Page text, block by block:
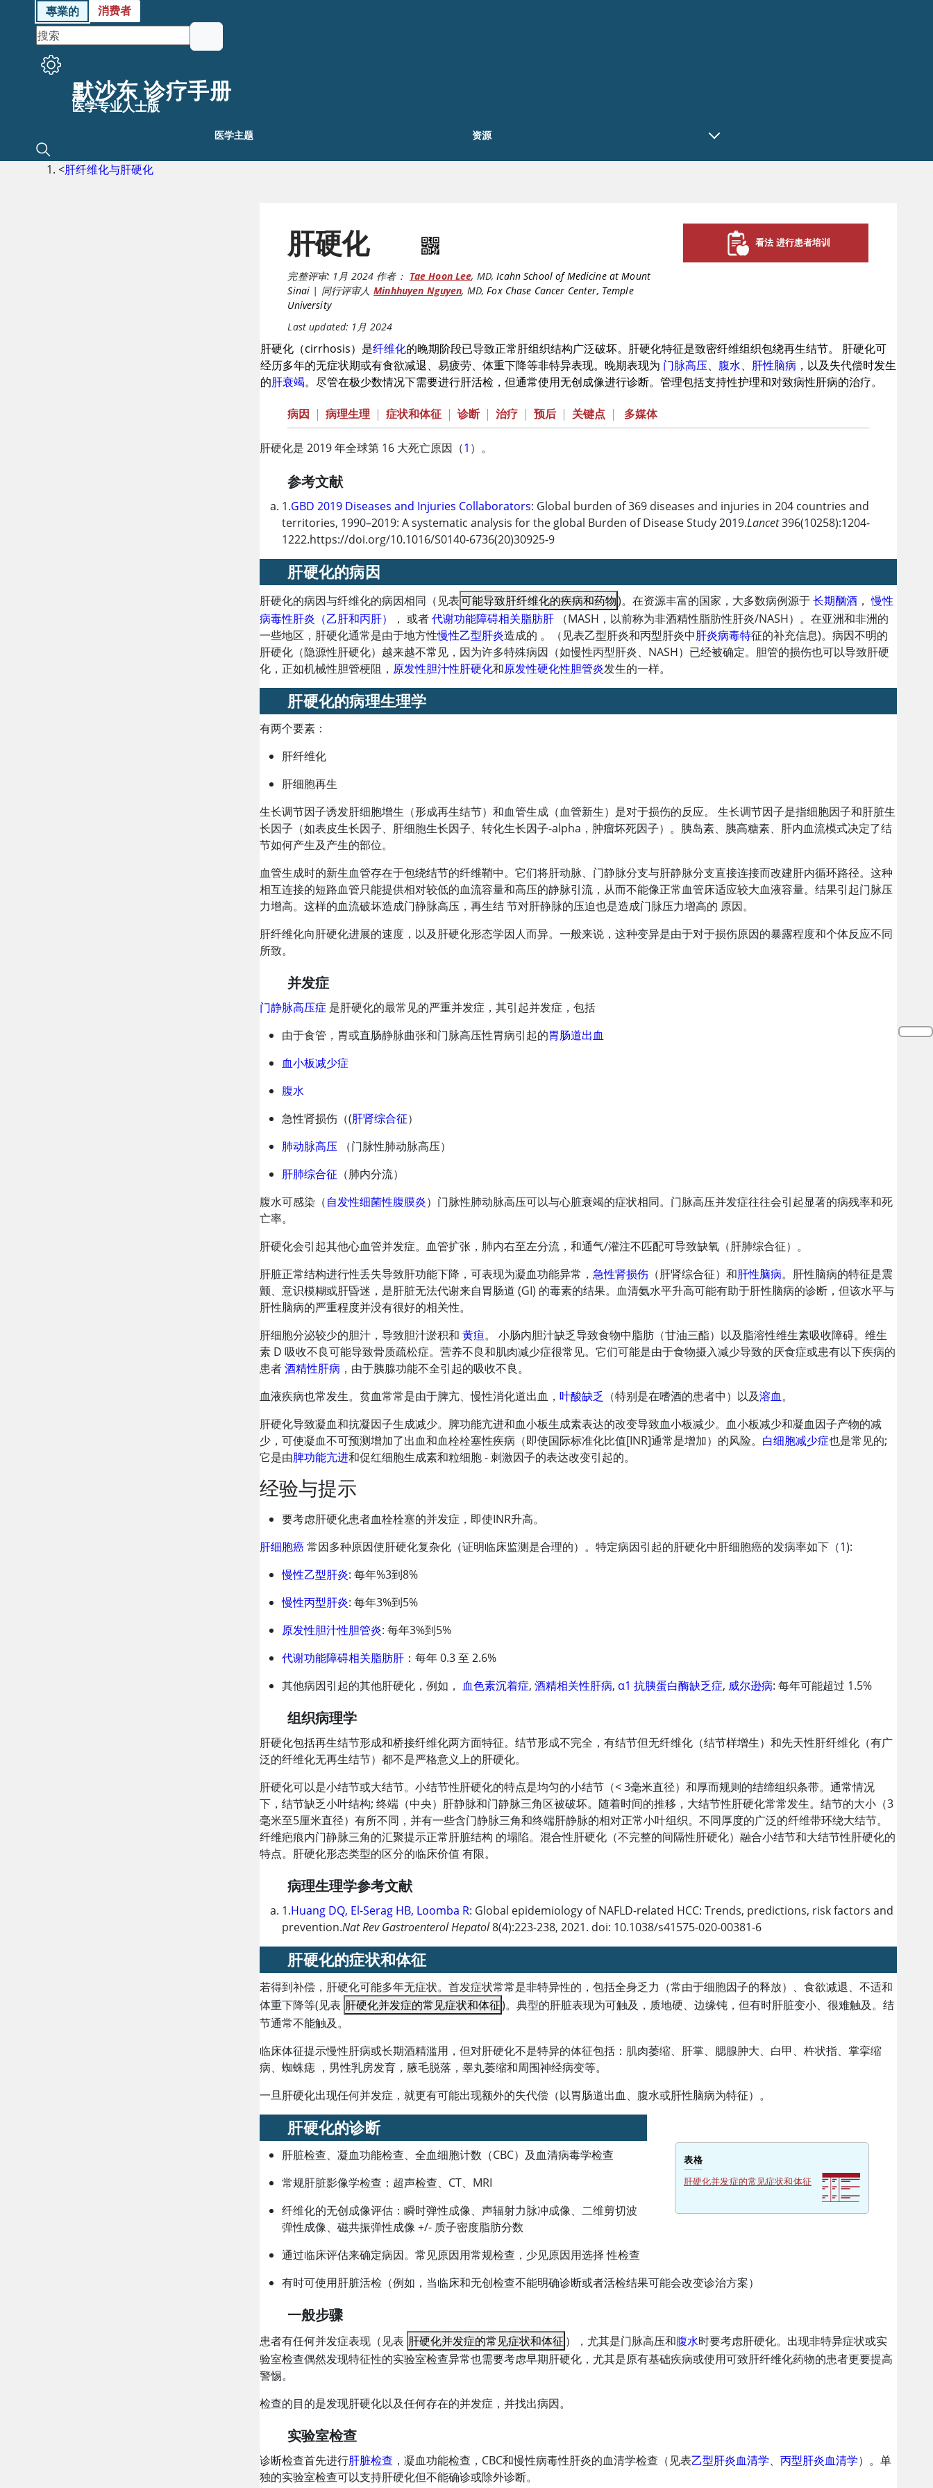
專業的 消费者
默沙东 诊疗手册
医学专业人士版
医学主题 资源
<肝纤维化与肝硬化
肝硬化
完整评审: 1月 2024 作者： Tae Hoon Lee, MD,Icahn School of Medicine at Mount
Sinai | 同行评审人 Minhhuyen Nguyen, MD,Fox Chase Cancer Center, Temple
University
Last updated: 1月 2024
看法 进行患者培训
肝硬化（cirrhosis）是纤维化的晚期阶段已导致正常肝组织结构广泛破坏。肝硬化特征是致密纤维组织包绕再生结节。 肝硬化可
经历多年的无症状期或有食欲减退、易疲劳、体重下降等非特异表现。晚期表现为 门脉高压、 腹水、 肝性脑病 ，以及失代偿时发生
的肝衰竭。尽管在极少数情况下需要进行肝活检，但通常使用无创成像进行诊断。管理包括支持性护理和对致病性肝病的治疗。
病因 | 病理生理 | 症状和体征 | 诊断 | 治疗 | 预后 | 关键点 | 多媒体
肝硬化是 2019 年全球第 16 大死亡原因（1 ）。
参考文献
1.GBD 2019 Diseases and Injuries Collaborators: Global burden of 369 diseases and injuries in 204 countries and
territories, 1990–2019: A systematic analysis for the global Burden of Disease Study 2019.Lancet396(10258):1204-
1222.https://doi.org/10.1016/S0140-6736(20)30925-9
肝硬化的病因
肝硬化的病因与纤维化的病因相同（见表可能导致肝纤维化的疾病和药物)。在资源丰富的国家，大多数病例源于长期酗酒 ，慢性
病毒性肝炎（乙肝和丙肝）
， 或者代谢功能障碍相关脂肪肝
（MASH，以前称为非酒精性脂肪性肝炎/NASH）。在亚洲和非洲的
一些地区，肝硬化通常是由于地方性慢性乙型肝炎造成的 。（见表乙型肝炎和丙型肝炎中肝炎病毒特征的补充信息)。病因不明的
肝硬化（隐源性肝硬化）越来越不常见，因为许多特殊病因（如慢性丙型肝炎、NASH）已经被确定。胆管的损伤也可以导致肝硬
化，正如机械性胆管梗阻， 原发性胆汁性肝硬化和原发性硬化性胆管炎发生的一样。
肝硬化的病理生理学
有两个要素：
肝纤维化
肝细胞再生
生长调节因子诱发肝细胞增生（形成再生结节）和血管生成（血管新生）是对于损伤的反应。 生长调节因子是指细胞因子和肝脏生
长因子（如表皮生长因子、肝细胞生长因子、转化生长因子-alpha，肿瘤坏死因子）。 胰岛素、胰高糖素、肝内血流模式决定了结
节如何产生及产生的部位。
血管生成时的新生血管存在于包绕结节的纤维鞘中。它们将肝动脉、门静脉分支与肝静脉分支直接连接而改建肝内循环路径。这种
相互连接的短路血管只能提供相对较低的血流容量和高压的静脉引流，从而不能像正常血管床适应较大血液容量。结果引起门脉压
力增高。这样的血流破坏造成门静脉高压，再生结 节对肝静脉的压迫也是造成门脉压力增高的 原因。
肝纤维化向肝硬化进展的速度，以及肝硬化形态学因人而异。一般来说，这种变异是由于对于损伤原因的暴露程度和个体反应不同
所致。
并发症
门静脉高压症 是肝硬化的最常见的严重并发症，其引起并发症，包括
由于食管，胃或直肠静脉曲张和门脉高压性胃病引起的胃肠道出血
血小板减少症
腹水
急性肾损伤（(肝肾综合征）
肺动脉高压 （门脉性肺动脉高压）
肝肺综合征 （肺内分流）
腹水可感染（自发性细菌性腹膜炎）门脉性肺动脉高压可以与心脏衰竭的症状相同。门脉高压并发症往往会引起显著的病残率和死
亡率。
肝硬化会引起其他心血管并发症。血管扩张，肺内右至左分流，和通气/灌注不匹配可导致缺氧（肝肺综合征）。
肝脏正常结构进行性丢失导致肝功能下降，可表现为凝血功能异常，急性肾损伤 （肝肾综合征）和肝性脑病。肝性脑病的特征是震
颤、意识模糊或肝昏迷，是肝脏无法代谢来自胃肠道 (GI) 的毒素的结果。血清氨水平升高可能有助于肝性脑病的诊断，但该水平与
肝性脑病的严重程度并没有很好的相关性。
肝细胞分泌较少的胆汁，导致胆汁淤积和黄疸。 小肠内胆汁缺乏导致食物中脂肪（甘油三酯）以及脂溶性维生素吸收障碍。维生
素 D 吸收不良可能导致骨质疏松症。营养不良和肌肉减少症很常见。它们可能是由于食物摄入减少导致的厌食症或患有以下疾病的
患者酒精性肝病 ，由于胰腺功能不全引起的吸收不良。
血液疾病也常发生。贫血常常是由于脾亢、慢性消化道出血，叶酸缺乏 （特别是在嗜酒的患者中）以及溶血。
肝硬化导致凝血和抗凝因子生成减少。脾功能亢进和血小板生成素表达的改变导致血小板减少。血小板减少和凝血因子产物的减
少，可使凝血不可预测增加了出血和血栓栓塞性疾病（即使国际标准化比值[INR]通常是增加）的风险。 白细胞减少症也是常见的;
它是由脾功能亢进和促红细胞生成素和粒细胞 - 刺激因子的表达改变引起的。
经验与提示
要考虑肝硬化患者血栓栓塞的并发症，即使INR升高。
肝细胞癌常因多种原因使肝硬化复杂化（证明临床监测是合理的）。特定病因引起的肝硬化中肝细胞癌的发病率如下（1):
慢性乙型肝炎: 每年%3到8%
慢性丙型肝炎: 每年3%到5%
原发性胆汁性胆管炎: 每年3%到5%
代谢功能障碍相关脂肪肝 ：每年 0.3 至 2.6%
其他病因引起的其他肝硬化，例如， 血色素沉着症,酒精相关性肝病, α1 抗胰蛋白酶缺乏症, 威尔逊病: 每年可能超过 1.5%
组织病理学
肝硬化包括再生结节形成和桥接纤维化两方面特征。结节形成不完全，有结节但无纤维化（结节样增生）和先天性肝纤维化（有广
泛的纤维化无再生结节）都不是严格意义上的肝硬化。
肝硬化可以是小结节或大结节。小结节性肝硬化的特点是均匀的小结节（<3毫米直径）和厚而规则的结缔组织条带。通常情况
下，结节缺乏小叶结构; 终端（中央）肝静脉和门静脉三角区被破坏。随着时间的推移，大结节性肝硬化常常发生。结节的大小（3
毫米至5厘米直径）有所不同，并有一些含门静脉三角和终端肝静脉的相对正常小叶组织。不同厚度的广泛的纤维带环绕大结节。
纤维疤痕内门静脉三角的汇聚提示正常肝脏结构 的塌陷。混合性肝硬化（不完整的间隔性肝硬化）融合小结节和大结节性肝硬化的
特点。肝硬化形态类型的区分的临床价值 有限。
病理生理学参考文献
1.Huang DQ, El-Serag HB, Loomba R: Global epidemiology of NAFLD-related HCC: Trends, predictions, risk factors and
prevention.Nat Rev Gastroenterol Hepatol8(4):223-238, 2021. doi: 10.1038/s41575-020-00381-6
肝硬化的症状和体征
若得到补偿，肝硬化可能多年无症状。首发症状常常是非特异性的，包括全身乏力（常由于细胞因子的释放）、食欲减退、不适和
体重下降等(见表 肝硬化并发症的常见症状和体征)。典型的肝脏表现为可触及，质地硬、边缘钝，但有时肝脏变小、很难触及。结
节通常不能触及。
临床体征提示慢性肝病或长期酒精滥用，但对肝硬化不是特异的体征包括：肌肉萎缩、肝掌、腮腺肿大、白甲、杵状指、掌挛缩
病、蜘蛛痣 ，男性乳房发育，腋毛脱落，睾丸萎缩和周围神经病变等。
一旦肝硬化出现任何并发症，就更有可能出现额外的失代偿（以胃肠道出血、腹水或肝性脑病为特征）。
表格
肝硬化并发症的常见症状和体征
肝硬化的诊断
肝脏检查、凝血功能检查、全血细胞计数（CBC）及血清病毒学检查
常规肝脏影像学检查：超声检查、CT、MRI
纤维化的无创成像评估：瞬时弹性成像、声辐射力脉冲成像、二维剪切波
弹性成像、磁共振弹性成像 +/- 质子密度脂肪分数
通过临床评估来确定病因。常见原因用常规检查，少见原因用选择 性检查
有时可使用肝脏活检（例如，当临床和无创检查不能明确诊断或者活检结果可能会改变诊治方案）
一般步骤
患者有任何并发症表现（见表 肝硬化并发症的常见症状和体征 ），尤其是门脉高压和腹水时要考虑肝硬化。出现非特异症状或实
验室检查偶然发现特征性的实验室检查异常也需要考虑早期肝硬化，尤其是原有基础疾病或使用可致肝纤维化药物的患者更要提高
警惕。
检查的目的是发现肝硬化以及任何存在的并发症，并找出病因。
实验室检查
诊断检查首先进行肝脏检查 ，凝血功能检查，CBC和慢性病毒性肝炎的血清学检查（见表乙型肝炎血清学、丙型肝炎血清学）。单
独的实验室检查可以支持肝硬化但不能确诊或除外诊断。